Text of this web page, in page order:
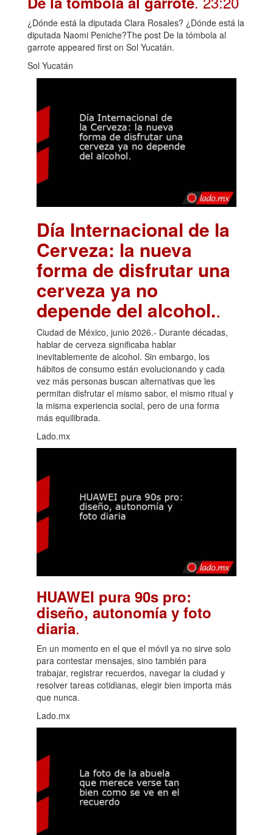
¿Dónde está la diputada Clara Rosales? ¿Dónde está la
diputada Naomi Peniche?The post De la tómbola al
garrote appeared first on Sol Yucatán.
Sol Yucatán
Día Internacional de la
Cerveza: la nueva
forma de disfrutar una
cerveza ya no
depende del alcohol..
Ciudad de México, junio 2026.- Durante décadas,
hablar de cerveza significaba hablar
inevitablemente de alcohol. Sin embargo, los
hábitos de consumo están evolucionando y cada
vez más personas buscan alternativas que les
permitan disfrutar el mismo sabor, el mismo ritual y
la misma experiencia social, pero de una forma
más equilibrada.
Lado.mx
HUAWEI pura 90s pro:
diseño, autonomía y foto
diaria.
En un momento en el que el móvil ya no sirve solo
para contestar mensajes, sino también para
trabajar, registrar recuerdos, navegar la ciudad y
resolver tareas cotidianas, elegir bien importa más
que nunca.
Lado.mx